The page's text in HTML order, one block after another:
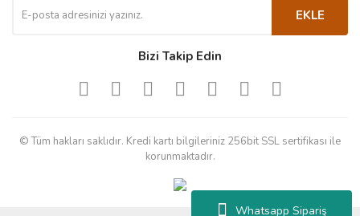
Whatsapp Sipariş
EKLE
Bizi Takip Edin
© Tüm hakları saklıdır. Kredi kartı bilgileriniz 256bit SSL sertifikası ile
korunmaktadır.